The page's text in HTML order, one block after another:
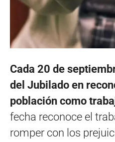
Cada 20 de
del Jubilado en
población como
fecha reconoce el
romper con los